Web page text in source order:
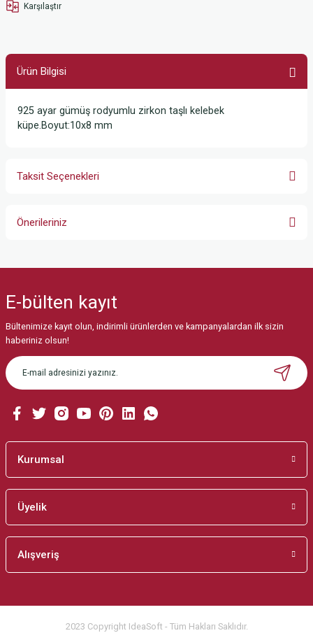
Karşılaştır
Ürün Bilgisi
925 ayar gümüş rodyumlu zirkon taşlı kelebek
küpe.Boyut:10x8 mm
Taksit Seçenekleri
Önerileriniz
Görüş ve önerileriniz için teşekkür ederiz.
Ürün resmi kalitesiz, bozuk veya görüntülenemiyor.
Ürün açıklamasında eksik bilgiler bulunuyor.
Ürün bilgilerinde hatalar bulunuyor.
Bu ürüne benzer farklı alternatifler olmalı.
E-bülten kayıt
Bültenimize kayıt olun, indirimli ürünlerden ve kampanyalardan ilk sizin
haberiniz olsun!
Kurumsal
Üyelik
Alışveriş
2023 Copyright IdeaSoft - Tüm Hakları Saklıdır.